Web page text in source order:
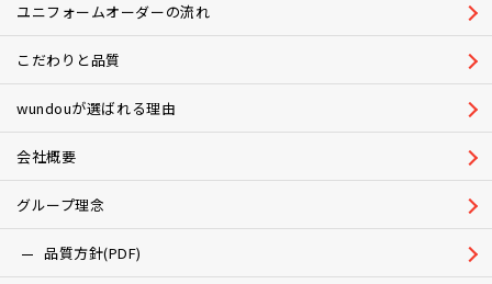
ユニフォームオーダーの流れ
こだわりと品質
wundouが選ばれる理由
会社概要
グループ理念
品質方針(PDF)